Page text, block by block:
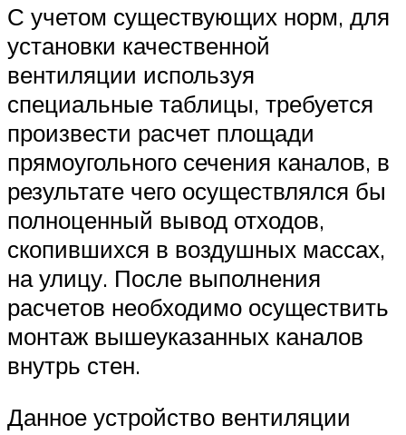
С учетом существующих норм, для
установки качественной
вентиляции используя
специальные таблицы, требуется
произвести расчет площади
прямоугольного сечения каналов, в
результате чего осуществлялся бы
полноценный вывод отходов,
скопившихся в воздушных массах,
на улицу. После выполнения
расчетов необходимо осуществить
монтаж вышеуказанных каналов
внутрь стен.
Данное устройство вентиляции